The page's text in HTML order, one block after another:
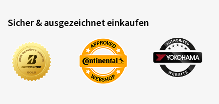
Sicher & ausgezeichnet einkaufen